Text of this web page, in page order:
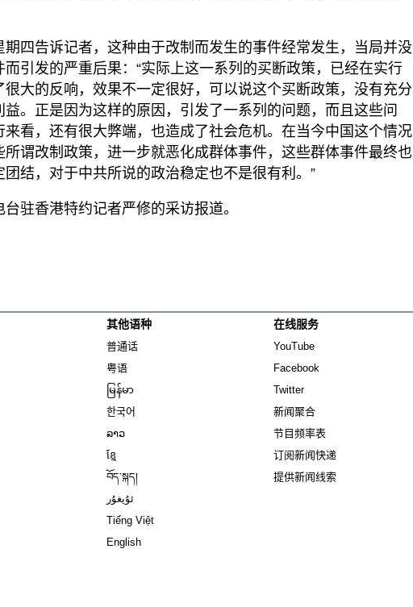
期四告诉记者，这种由于改制而发生的事件经常发生，当局并没
而引发的严重后果：“实际上这一系列的买断政策，已经在实行
很大的反响，效果不一定很好，可以说这个买断政策，没有充分
。正是因为这样的原因，引发了一系列的问题，而且这些问
来看，还有很大弊端，也造成了社会危机。在当今中国这个情况
所谓改制政策，进一步就恶化成群体事件，这些群体事件最终也
团结，对于中共所说的政治稳定也不是很有利。”
驻香港特约记者严修的采访报道。
其他语种
普通话
粤语
မြန်မာ
한국어
ລາວ
ខ្មែ
བོད་སྐད།
ئۇيغۇر
Tiếng Việt
English
在线服务
YouTube
Facebook
Twitter
新闻聚合
节目频率表
订阅新闻快递
提供新闻线索